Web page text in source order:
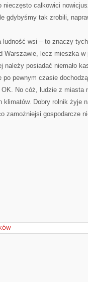
nieczęsto całkowici
gdybyśmy tak zrobili,
wsi – to znaczy
Warszawie, lecz mieszka
posiadać niemało
pewnym czasie
No cóż, ludzie z miasta
Dobry rolnik żyje
zamożniejsi gospodarcze